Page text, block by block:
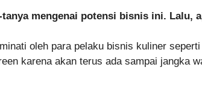
mengenai potensi bisnis ini. Lalu,
oleh para pelaku bisnis kuliner
karena akan terus ada sampai jangka